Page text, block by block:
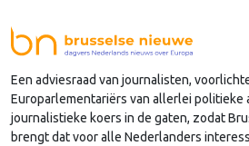
Een adviesraad van journalisten,
Europarlementariërs van allerlei politieke
journalistieke koers in de gaten, zodat
brengt dat voor alle Nederlanders